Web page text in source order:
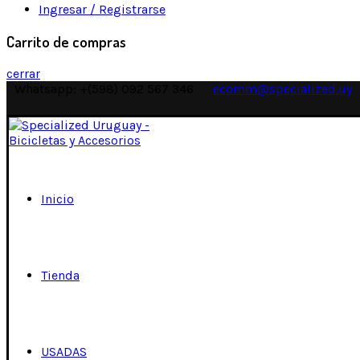
Ingresar / Registrarse
Carrito de compras
cerrar
ecomm@specialized.uy
Inicio
Tienda
USADAS